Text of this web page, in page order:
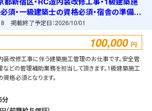
須・一級建築士の資格必須・宿舎の準備可
掲載終了予定日：2026/10/01
100,000 円
改修工事に伴う建築施工管理のお仕事です。安全管
などの管理補助業務を担当して頂きます。1級建築施工
格必須となります。
分